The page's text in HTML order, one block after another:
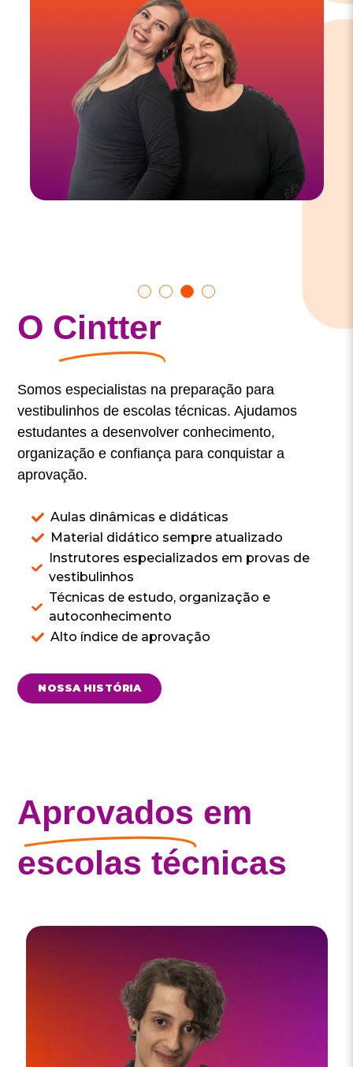
O Cintter
Somos especialistas na preparação para
vestibulinhos de escolas técnicas. Ajudamos
estudantes a desenvolver conhecimento,
organização e confiança para conquistar a
aprovação.
Aulas dinâmicas e didáticas
Material didático sempre atualizado
Instrutores especializados em provas de
vestibulinhos
Técnicas de estudo, organização e
autoconhecimento
Alto índice de aprovação
NOSSA HISTÓRIA
Aprovados em
escolas técnicas